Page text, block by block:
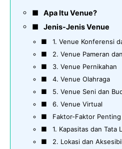
Apa Itu Venue?
Jenis-Jenis Venue
1. Venue Konferensi
2. Venue Pameran
3. Venue Pernikahan
4. Venue Olahraga
5. Venue Seni dan
6. Venue Virtual
Faktor-Faktor
1. Kapasitas dan Tata
2. Lokasi dan